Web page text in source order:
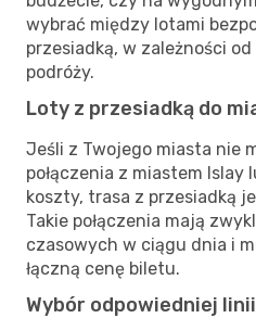
wybrać między lotami
przesiadką, w zależności
podróży.
Loty z przesiadką do
Jeśli z Twojego miasta nie
połączenia z miastem Islay
koszty, trasa z przesiadką
Takie połączenia mają
czasowych w ciągu dnia i
łączną cenę biletu.
Wybór odpowiedniej